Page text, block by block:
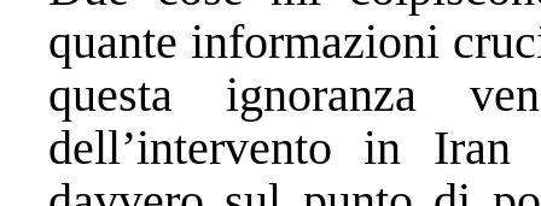
quante informazioni
questa ignoranza
dell’intervento in